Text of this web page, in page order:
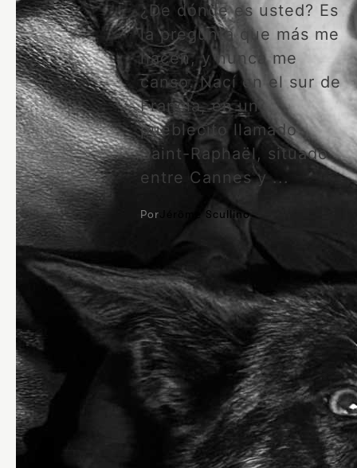
¿De dónde es usted? Es
la pregunta que más me
hacen, y nunca me
canso. Nací en el sur de
Francia, en un
pueblecito llamado
Saint-Raphaël, situado
entre Cannes y ...
Por Jérôme Scullino